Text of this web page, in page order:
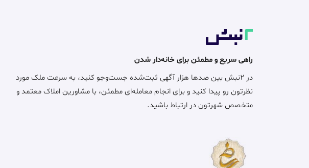
راهی سریع و مطمئن برای خانه‌دار شدن
در ۲نبش بین صدها هزار آگهی ثبت‌شده جست‌وجو کنید، به سرعت ملک مورد
نظرتون رو پیدا کنید و برای انجام معامله‌ای مطمئن، با مشاورین املاک معتمد و
متخصص شهرتون در ارتباط باشید.